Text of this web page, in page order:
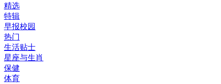
精选
特辑
早报校园
热门
生活贴士
星座与生肖
保健
体育